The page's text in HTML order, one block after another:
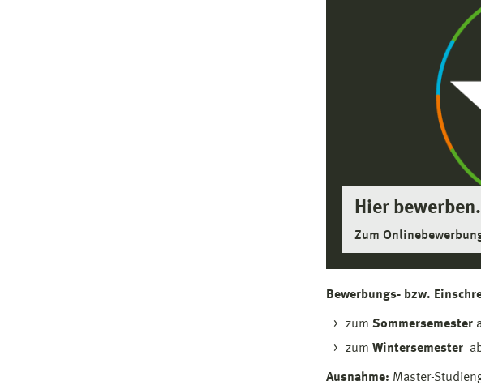
Hier bewerben.
Zum
Bewerbungs- bzw.
zum Sommersemester
zum Wintersemester
Ausnahme: Master-